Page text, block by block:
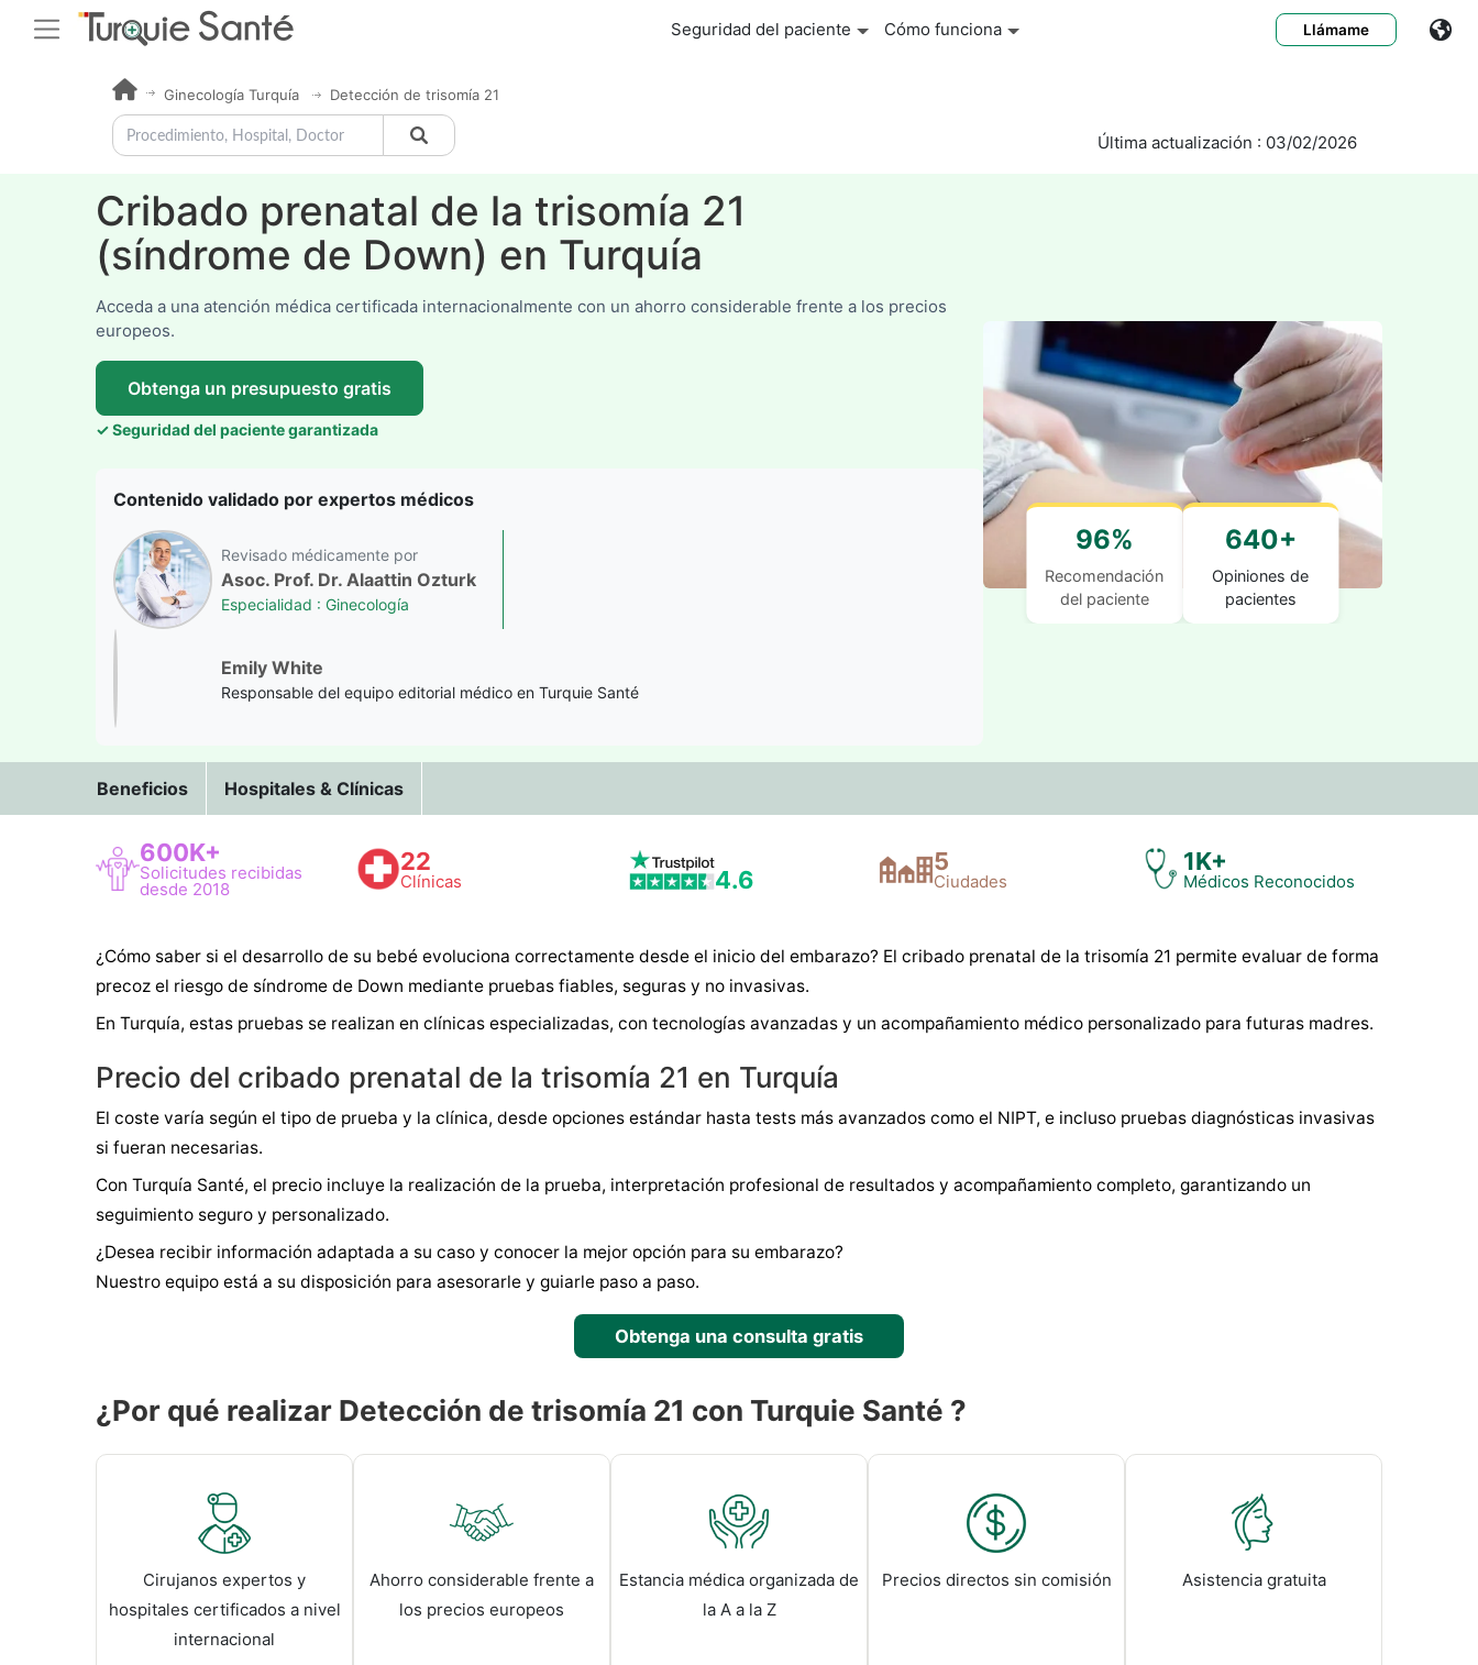
Seguridad del paciente Cómo funciona Llámame
Ginecología Turquía Detección de trisomía 21
Última actualización : 03/02/2026
Cribado prenatal de la trisomía 21
(síndrome de Down) en Turquía
Acceda a una atención médica certificada internacionalmente con un ahorro considerable frente a los precios
europeos.
Obtenga un presupuesto gratis
✓ Seguridad del paciente garantizada
Contenido validado por expertos médicos
Revisado médicamente por
Asoc. Prof. Dr. Alaattin Ozturk
Especialidad : Ginecología
Emily White
Responsable del equipo editorial médico en Turquie Santé
96%
Recomendación
del paciente
640+
Opiniones de
pacientes
Beneficios Hospitales & Clínicas
600K+
Solicitudes recibidas
desde 2018
22
Clínicas 4.6
5
Ciudades
1K+
Médicos Reconocidos
¿Cómo saber si el desarrollo de su bebé evoluciona correctamente desde el inicio del embarazo? El cribado prenatal de la trisomía 21 permite evaluar de forma
precoz el riesgo de síndrome de Down mediante pruebas fiables, seguras y no invasivas.
En Turquía, estas pruebas se realizan en clínicas especializadas, con tecnologías avanzadas y un acompañamiento médico personalizado para futuras madres.
Precio del cribado prenatal de la trisomía 21 en Turquía
El coste varía según el tipo de prueba y la clínica, desde opciones estándar hasta tests más avanzados como el NIPT, e incluso pruebas diagnósticas invasivas
si fueran necesarias.
Con Turquía Santé, el precio incluye la realización de la prueba, interpretación profesional de resultados y acompañamiento completo, garantizando un
seguimiento seguro y personalizado.
¿Desea recibir información adaptada a su caso y conocer la mejor opción para su embarazo?
Nuestro equipo está a su disposición para asesorarle y guiarle paso a paso.
Obtenga una consulta gratis
¿Por qué realizar Detección de trisomía 21 con Turquie Santé ?
Cirujanos expertos y
hospitales certificados a nivel
internacional
Ahorro considerable frente a
los precios europeos
Estancia médica organizada de
la A a la Z
Precios directos sin comisión Asistencia gratuita